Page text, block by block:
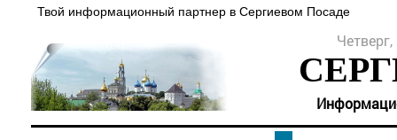
Твой информационный партнер в Сергиевом Посаде